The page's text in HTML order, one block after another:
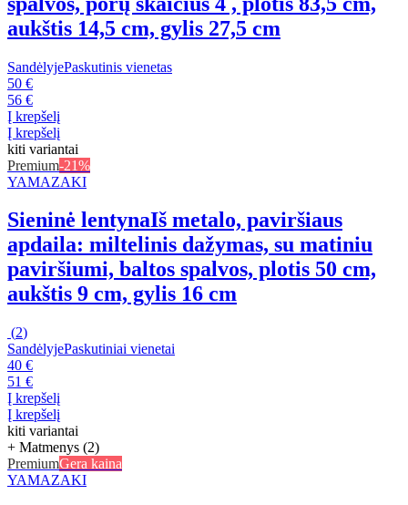
aukštis 14,5 cm, gylis 27,5 cm
SandėlyjePaskutinis vienetas
50 €
56 €
Į krepšelį
Į krepšelį
kiti variantai
Premium-21%
YAMAZAKI
Sieninė lentynaIš metalo, paviršiaus
apdaila: miltelinis dažymas, su matiniu
paviršiumi, baltos spalvos, plotis 50 cm,
aukštis 9 cm, gylis 16 cm
(2)
SandėlyjePaskutiniai vienetai
40 €
51 €
Į krepšelį
Į krepšelį
kiti variantai
+ Matmenys (2)
PremiumGera kaina
YAMAZAKI